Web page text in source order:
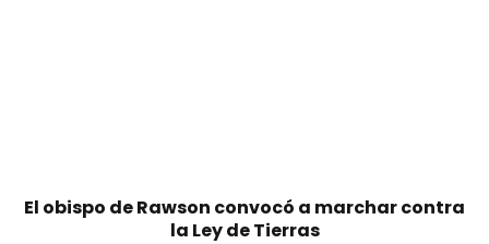
El obispo de Rawson convocó a marchar contra
la Ley de Tierras